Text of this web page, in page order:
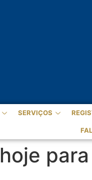
SERVIÇOS